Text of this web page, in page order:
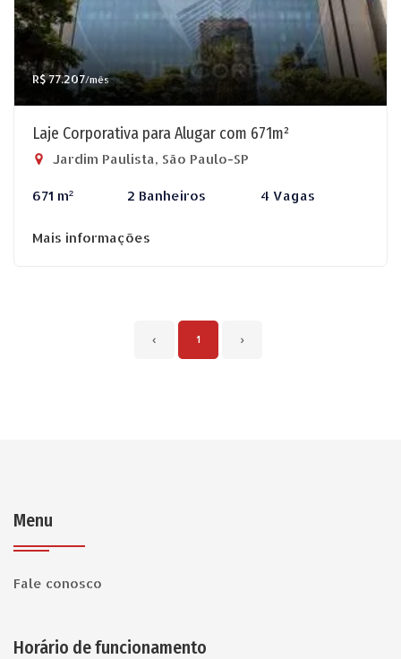
R$ 77.207/mês
Laje Corporativa para Alugar com 671m²
Jardim Paulista, São Paulo-SP
671 m² 2 Banheiros 4 Vagas
Mais informações
‹ 1 ›
Menu
Fale conosco
Horário de funcionamento